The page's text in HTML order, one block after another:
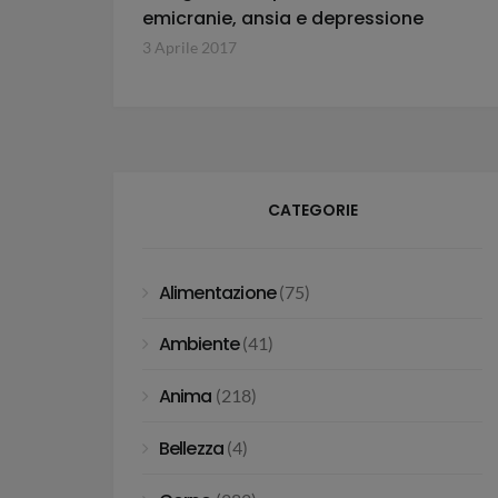
emicranie, ansia e depressione
3 Aprile 2017
CATEGORIE
Alimentazione(75)
Ambiente(41)
Anima (218)
Bellezza (4)